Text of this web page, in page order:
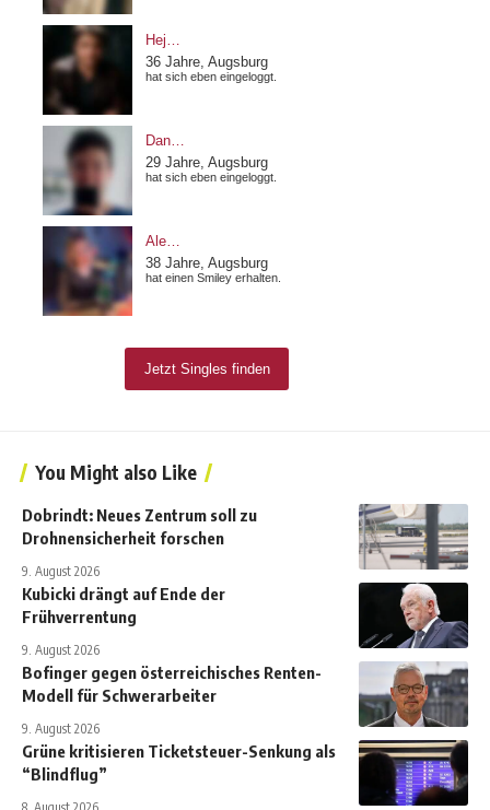
You Might also Like
Dobrindt: Neues Zentrum soll zu
Drohnensicherheit forschen
9. August 2026
Kubicki drängt auf Ende der
Frühverrentung
9. August 2026
Bofinger gegen österreichisches Renten-
Modell für Schwerarbeiter
9. August 2026
Grüne kritisieren Ticketsteuer-Senkung als
“Blindflug”